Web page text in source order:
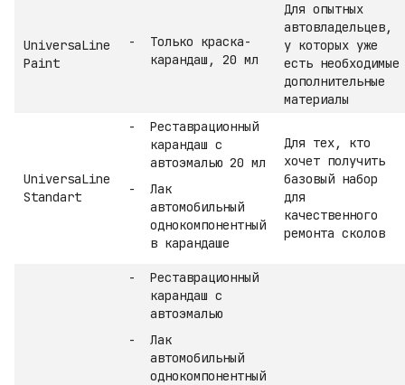
UniversaLine
Paint
Только краска-
карандаш, 20 мл
Для опытных
автовладельцев,
у которых уже
есть необходимые
дополнительные
материалы
UniversaLine
Standart
Реставрационный
карандаш с
автоэмалью 20 мл
Лак
автомобильный
однокомпонентный
в карандаше
Для тех, кто
хочет получить
базовый набор
для
качественного
ремонта сколов
Реставрационный
карандаш с
автоэмалью
Лак
автомобильный
однокомпонентный